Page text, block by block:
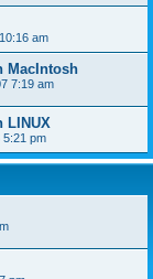
am
MacIntosh
7:19 am
LINUX
5:21 pm